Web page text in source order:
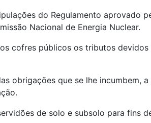
do Regulamento aprovado
Nacional de Energia Nuclear.
cofres públicos os tributos
obrigações que se lhe incumbem,
de solo e subsolo para fins